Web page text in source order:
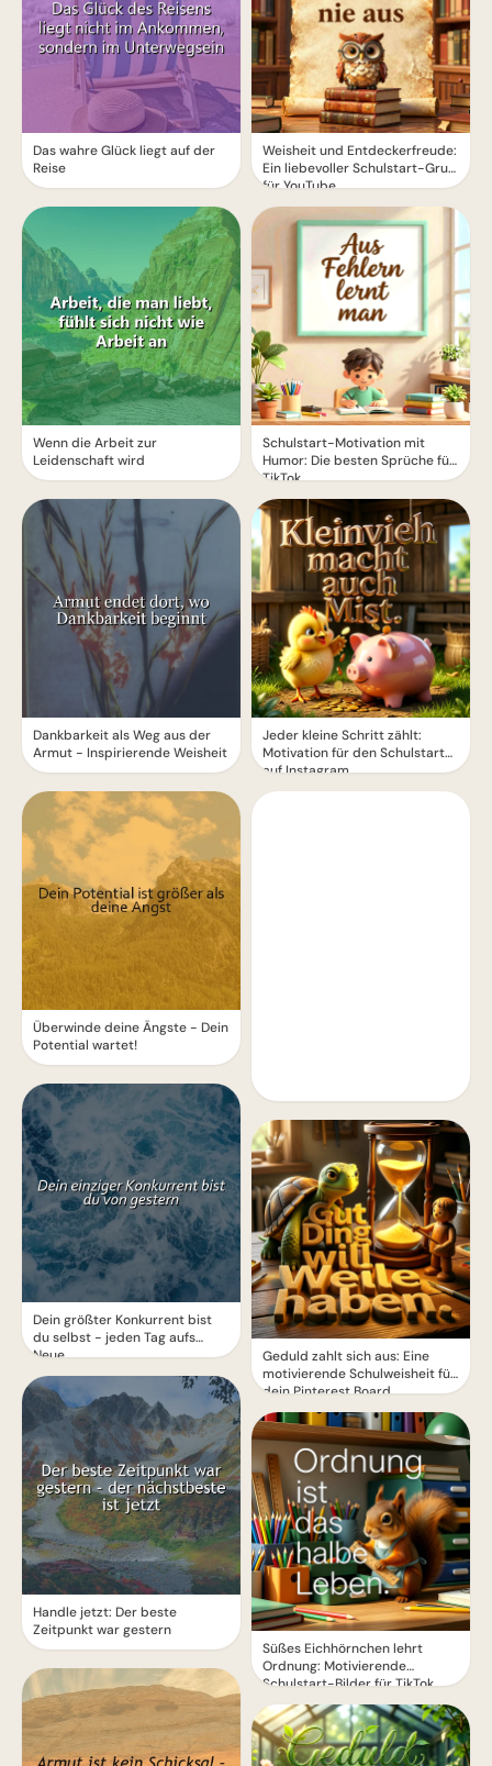
Das wahre Glück liegt auf der
Reise
Wenn die Arbeit zur
Leidenschaft wird
Dankbarkeit als Weg aus der
Armut - Inspirierende Weisheit
Überwinde deine Ängste - Dein
Potential wartet!
Dein größter Konkurrent bist
du selbst - jeden Tag aufs
Neue
Handle jetzt: Der beste
Zeitpunkt war gestern
Weisheit und Entdeckerfreude:
Ein liebevoller Schulstart-Gruß
für YouTube
Schulstart-Motivation mit
Humor: Die besten Sprüche für
TikTok
Jeder kleine Schritt zählt:
Motivation für den Schulstart
auf Instagram.
Geduld zahlt sich aus: Eine
motivierende Schulweisheit für
dein Pinterest Board
Süßes Eichhörnchen lehrt
Ordnung: Motivierende
Schulstart-Bilder für TikTok